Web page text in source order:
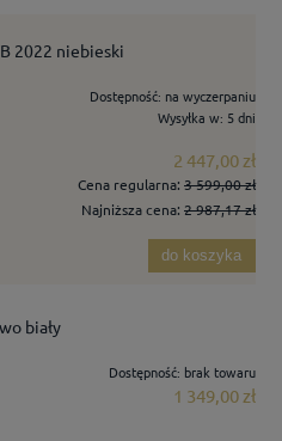
2022 niebieski
Dostępność: na wyczerpaniu
Wysyłka w: 5 dni
2 447,00 zł
Cena regularna: 3 599,00 zł
Najniższa cena: 2 987,17 zł
do koszyka
biały
Dostępność: brak towaru
1 349,00 zł